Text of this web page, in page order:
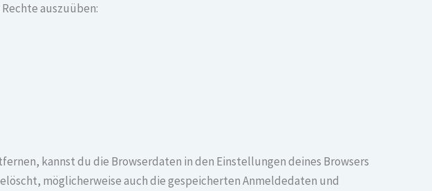
auszuüben:
kannst du die Browserdaten in den Einstellungen deines Browsers
möglicherweise auch die gespeicherten Anmeldedaten und